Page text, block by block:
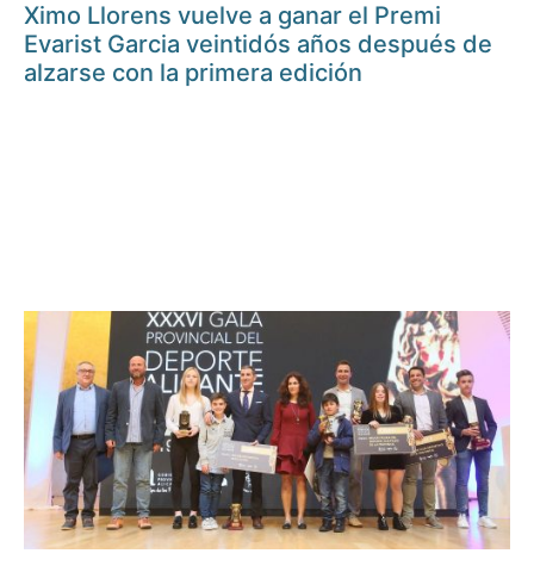
Ximo Llorens vuelve a ganar el Premi
Evarist Garcia veintidós años después de
alzarse con la primera edición